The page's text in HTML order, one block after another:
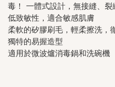
毒！ 一體式設計，無接縫、裂
低致敏性，適合敏感肌膚
柔軟的矽膠刷毛，輕柔擦洗，
獨特的易握造型
適用於微波爐消毒鍋和洗碗機